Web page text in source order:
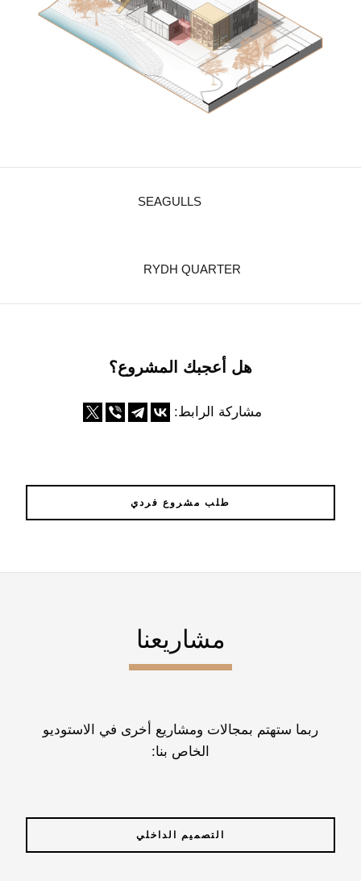
SEAGULLS
RYDH QUARTER
هل أعجبك المشروع؟
مشاركة الرابط:
طلب مشروع فردي
مشاريعنا
ربما ستهتم بمجالات ومشاريع أخرى في الاستوديو
الخاص بنا:
التصميم الداخلي